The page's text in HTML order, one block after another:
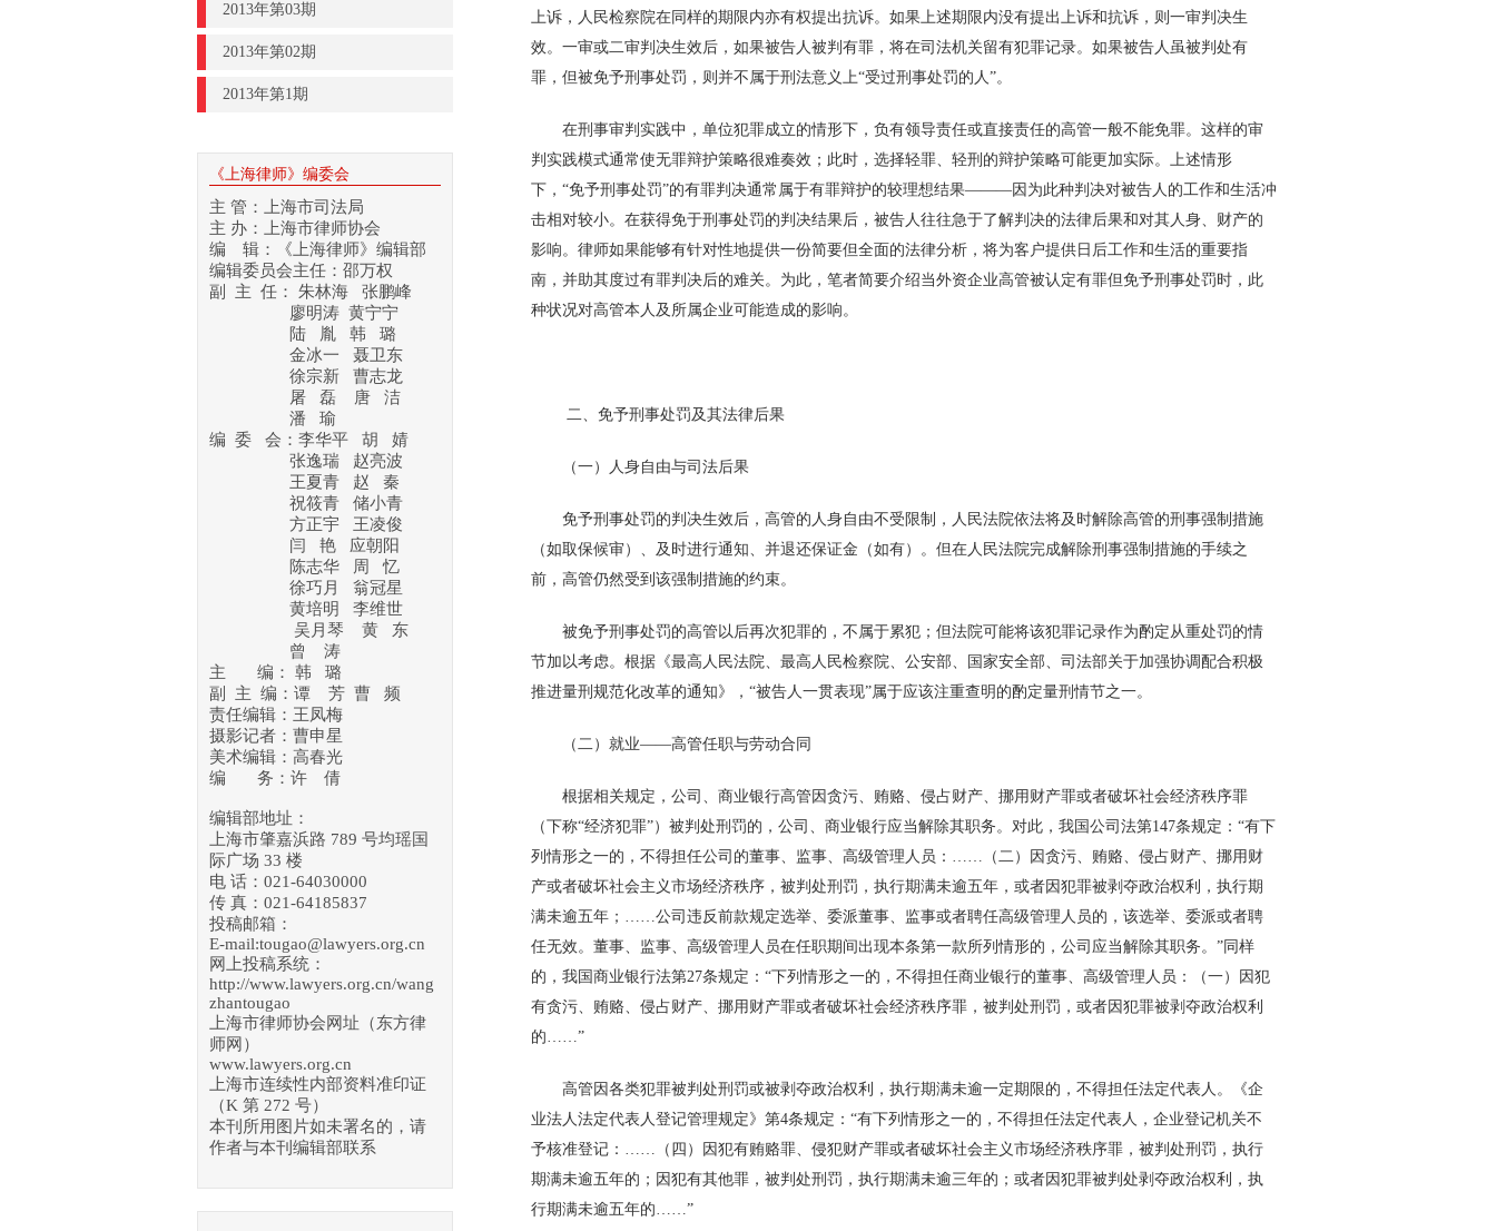
2013年第03期
2013年第02期
2013年第1期
《上海律师》编委会
主 管：上海市司法局
主 办：上海市律师协会
编 辑：《上海律师》编辑部
编辑委员会主任：邵万权
副 主 任： 朱林海 张鹏峰
廖明涛 黄宁宁
陆 胤 韩 璐
金冰一 聂卫东
徐宗新 曹志龙
屠 磊 唐 洁
潘 瑜
编 委 会：李华平 胡 婧
张逸瑞 赵亮波
王夏青 赵 秦
祝筱青 储小青
方正宇 王凌俊
闫 艳 应朝阳
陈志华 周 忆
徐巧月 翁冠星
黄培明 李维世
吴月琴
黄 东
曾 涛
主 编： 韩 璐
副 主 编：谭 芳 曹 频
责任编辑：王凤梅
摄影记者：曹申星
美术编辑：高春光
编 务：许 倩
编辑部地址：
上海市肇嘉浜路 789 号均瑶国
际广场 33 楼
电 话：021-64030000
传 真：021-64185837
投稿邮箱：
E-mail:tougao@lawyers.org.cn
网上投稿系统：
http://www.lawyers.org.cn/wang
zhantougao
上海市律师协会网址（东方律
师网）
www.lawyers.org.cn
上海市连续性内部资料准印证
（K 第 272 号）
本刊所用图片如未署名的，请
作者与本刊编辑部联系
上诉，人民检察院在同样的期限内亦有权提出抗诉。如果上述期限内没有提出上诉和抗诉，则一审判决生
效。一审或二审判决生效后，如果被告人被判有罪，将在司法机关留有犯罪记录。如果被告人虽被判处有
罪，但被免予刑事处罚，则并不属于刑法意义上“受过刑事处罚的人”。
在刑事审判实践中，单位犯罪成立的情形下，负有领导责任或直接责任的高管一般不能免罪。这样的审
判实践模式通常使无罪辩护策略很难奏效；此时，选择轻罪、轻刑的辩护策略可能更加实际。上述情形
下，“免予刑事处罚”的有罪判决通常属于有罪辩护的较理想结果———因为此种判决对被告人的工作和生活冲
击相对较小。在获得免于刑事处罚的判决结果后，被告人往往急于了解判决的法律后果和对其人身、财产的
影响。律师如果能够有针对性地提供一份简要但全面的法律分析，将为客户提供日后工作和生活的重要指
南，并助其度过有罪判决后的难关。为此，笔者简要介绍当外资企业高管被认定有罪但免予刑事处罚时，此
种状况对高管本人及所属企业可能造成的影响。
二、免予刑事处罚及其法律后果
（一）人身自由与司法后果
免予刑事处罚的判决生效后，高管的人身自由不受限制，人民法院依法将及时解除高管的刑事强制措施
（如取保候审）、及时进行通知、并退还保证金（如有）。但在人民法院完成解除刑事强制措施的手续之
前，高管仍然受到该强制措施的约束。
被免予刑事处罚的高管以后再次犯罪的，不属于累犯；但法院可能将该犯罪记录作为酌定从重处罚的情
节加以考虑。根据《最高人民法院、最高人民检察院、公安部、国家安全部、司法部关于加强协调配合积极
推进量刑规范化改革的通知》，“被告人一贯表现”属于应该注重查明的酌定量刑情节之一。
（二）就业——高管任职与劳动合同
根据相关规定，公司、商业银行高管因贪污、贿赂、侵占财产、挪用财产罪或者破坏社会经济秩序罪
（下称“经济犯罪”）被判处刑罚的，公司、商业银行应当解除其职务。对此，我国公司法第147条规定：“有下
列情形之一的，不得担任公司的董事、监事、高级管理人员：……（二）因贪污、贿赂、侵占财产、挪用财
产或者破坏社会主义市场经济秩序，被判处刑罚，执行期满未逾五年，或者因犯罪被剥夺政治权利，执行期
满未逾五年；……公司违反前款规定选举、委派董事、监事或者聘任高级管理人员的，该选举、委派或者聘
任无效。董事、监事、高级管理人员在任职期间出现本条第一款所列情形的，公司应当解除其职务。”同样
的，我国商业银行法第27条规定：“下列情形之一的，不得担任商业银行的董事、高级管理人员：（一）因犯
有贪污、贿赂、侵占财产、挪用财产罪或者破坏社会经济秩序罪，被判处刑罚，或者因犯罪被剥夺政治权利
的……”
高管因各类犯罪被判处刑罚或被剥夺政治权利，执行期满未逾一定期限的，不得担任法定代表人。《企
业法人法定代表人登记管理规定》第4条规定：“有下列情形之一的，不得担任法定代表人，企业登记机关不
予核准登记：……（四）因犯有贿赂罪、侵犯财产罪或者破坏社会主义市场经济秩序罪，被判处刑罚，执行
期满未逾五年的；因犯有其他罪，被判处刑罚，执行期满未逾三年的；或者因犯罪被判处剥夺政治权利，执
行期满未逾五年的……”